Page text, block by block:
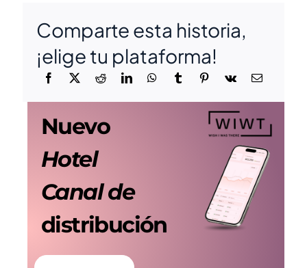
Nuevo
Hotel
Canal de
distribución
Comparte esta historia,
¡elige tu plataforma!